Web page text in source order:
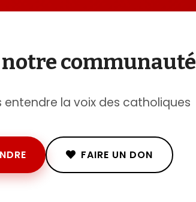
notre communauté
entendre la voix des catholiques
FAIRE UN DON